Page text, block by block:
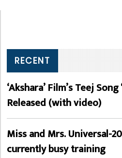
RECENT
‘Akshara’ Film’s Teej
Released (with video)
Miss and Mrs. Universal-
currently busy training